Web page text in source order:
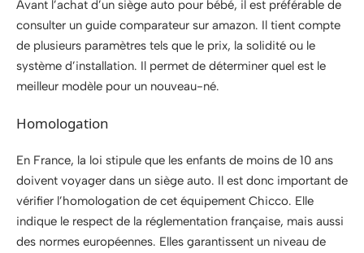
Avant l’achat d’un siège auto pour bébé, il est préférable de
consulter un guide comparateur sur amazon. Il tient compte
de plusieurs paramètres tels que le prix, la solidité ou le
système d’installation. Il permet de déterminer quel est le
meilleur modèle pour un nouveau-né.
Homologation
En France, la loi stipule que les enfants de moins de 10 ans
doivent voyager dans un siège auto. Il est donc important de
vérifier l’homologation de cet équipement Chicco. Elle
indique le respect de la réglementation française, mais aussi
des normes européennes. Elles garantissent un niveau de